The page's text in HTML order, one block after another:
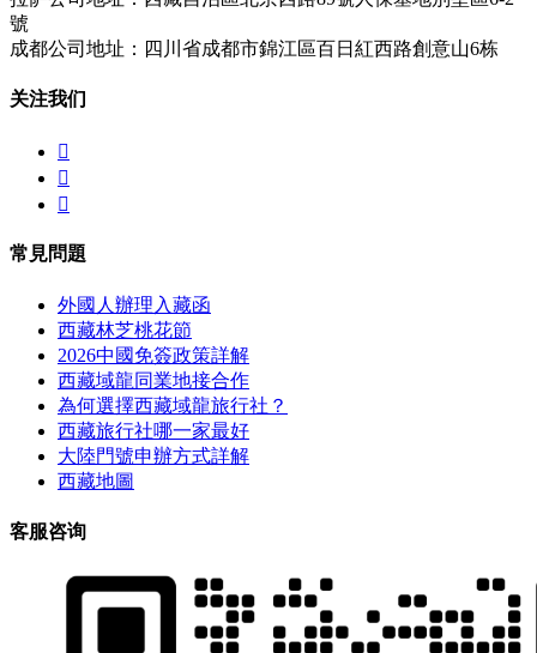
號
成都公司地址：四川省成都市錦江區百日紅西路創意山6栋
关注我们



常見問題
外國人辦理入藏函
西藏林芝桃花節
2026中國免簽政策詳解
西藏域龍同業地接合作
為何選擇西藏域龍旅行社？
西藏旅行社哪一家最好
大陸門號申辦方式詳解
西藏地圖
客服咨询